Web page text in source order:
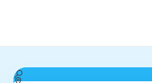
Beruf oder Unternehmen